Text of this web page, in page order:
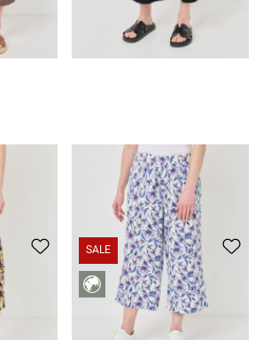
Bunt bedruckte Culotte Leinen-Mix 29,99 € 19,99 €
SALE